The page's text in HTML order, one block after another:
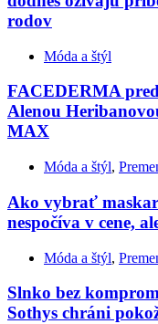
rodov
Móda a štýl
FACEDERMA
Alenou
MAX
Móda a štýl,
Ako vybrať
nespočíva v cene,
Móda a štýl,
Slnko bez
Sothys chráni